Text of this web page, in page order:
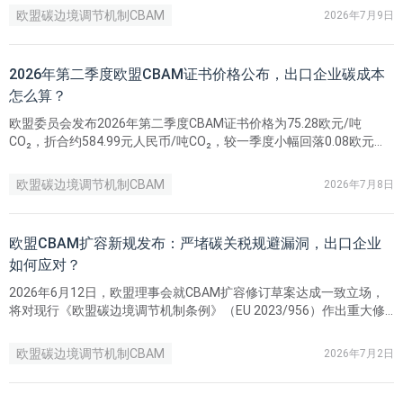
案基础上新增、加码多项约束规则，落地临时脱碳基金TDF，进一步
抬高企业合规门槛。
欧盟碳边境调节机制CBAM 2026年7月9日
2026年第二季度欧盟CBAM证书价格公布，出口企业碳成本
怎么算？
欧盟委员会发布2026年第二季度CBAM证书价格为75.28欧元/吨
CO₂，折合约584.99元人民币/吨CO₂，较一季度小幅回落0.08欧元。
并提醒企业结合最新碳价测算成本，关注2027年2月起证书开放购买
及后续清缴、回购和注销时间节点。
欧盟碳边境调节机制CBAM 2026年7月8日
欧盟CBAM扩容新规发布：严堵碳关税规避漏洞，出口企业
如何应对？
2026年6月12日，欧盟理事会就CBAM扩容修订草案达成一致立场，
将对现行《欧盟碳边境调节机制条例》（EU 2023/956）作出重大修
封堵“上游控碳、下游转移排放”的漏洞；二是搭建全套反规避监管体
系。新规将在欧盟官方公报发布后的第三日正式生效。
欧盟碳边境调节机制CBAM 2026年7月2日